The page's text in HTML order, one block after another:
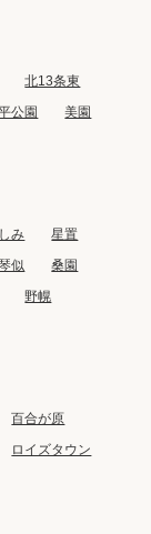
北13条東
公園
美園
み
星置
似
桑園
野幌
百合が原
ロイズタウン